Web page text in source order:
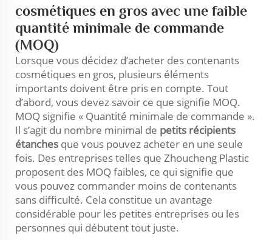
cosmétiques en gros avec une faible
quantité minimale de commande
(MOQ)
Lorsque vous décidez d’acheter des contenants
cosmétiques en gros, plusieurs éléments
importants doivent être pris en compte. Tout
d’abord, vous devez savoir ce que signifie MOQ.
MOQ signifie « Quantité minimale de commande ».
Il s’agit du nombre minimal de petits récipients
étanches que vous pouvez acheter en une seule
fois. Des entreprises telles que Zhoucheng Plastic
proposent des MOQ faibles, ce qui signifie que
vous pouvez commander moins de contenants
sans difficulté. Cela constitue un avantage
considérable pour les petites entreprises ou les
personnes qui débutent tout juste.